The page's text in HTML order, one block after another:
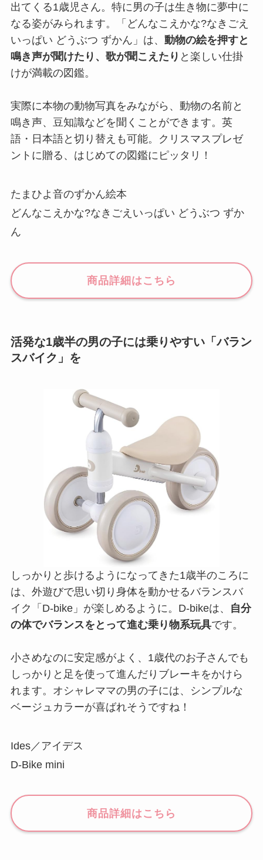
出てくる1歳児さん。特に男の子は生き物に夢中に
なる姿がみられます。「どんなこえかな?なきごえ
いっぱい どうぶつ ずかん」は、 動物の絵を押すと
鳴き声が聞けたり、歌が聞こえたり と楽しい仕掛
けが満載の図鑑。
実際に本物の動物写真をみながら、動物の名前と
鳴き声、豆知識などを聞くことができます。英
語・日本語と切り替えも可能。クリスマスプレゼ
ントに贈る、はじめての図鑑にピッタリ！
たまひよ音のずかん絵本
どんなこえかな?なきごえいっぱい どうぶつ ずか
ん
商品詳細はこちら
活発な1歳半の男の子には乗りやすい「バラン
スバイク」を
しっかりと歩けるようになってきた1歳半のころに
は、外遊びで思い切り身体を動かせるバランスバ
イク「D-bike」が楽しめるように。D-bikeは、
自分
の体でバランスをとって進む乗り物系玩具です。
小さめなのに安定感がよく、1歳代のお子さんでも
しっかりと足を使って進んだりブレーキをかけら
れます。オシャレママの男の子には、シンプルな
ベージュカラーが喜ばれそうですね！
Ides／アイデス
D-Bike mini
商品詳細はこちら